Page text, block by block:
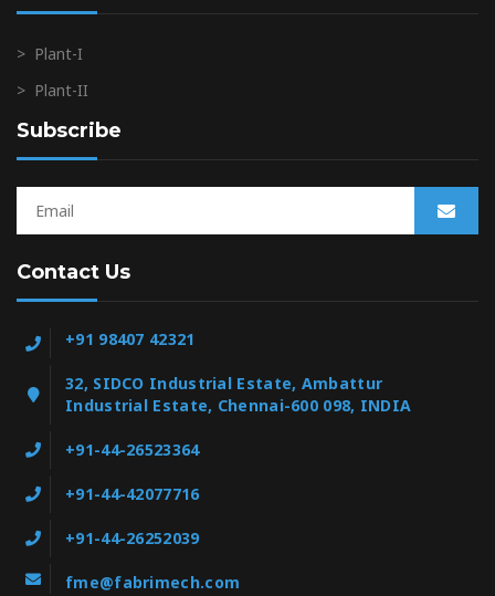
> Plant-I
> Plant-II
Subscribe
Contact Us
+91 98407 42321
32, SIDCO Industrial Estate, Ambattur
Industrial Estate, Chennai-600 098, INDIA
+91-44-26523364
+91-44-42077716
+91-44-26252039
fme@fabrimech.com